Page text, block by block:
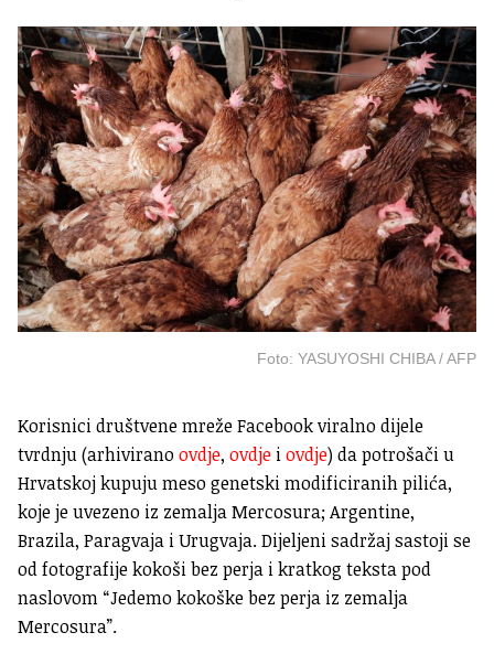
Foto: YASUYOSHI CHIBA / AFP
Korisnici društvene mreže Facebook viralno dijele
tvrdnju (arhiviranoovdje, ovdje iovdje) da potrošači u
Hrvatskoj kupuju meso genetski modificiranih pilića,
koje je uvezeno iz zemalja Mercosura; Argentine,
Brazila, Paragvaja i Urugvaja. Dijeljeni sadržaj sastoji se
od fotografije kokoši bez perja i kratkog teksta pod
naslovom “Jedemo kokoške bez perja iz zemalja
Mercosura”.